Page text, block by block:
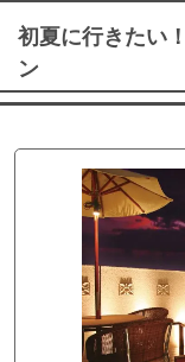
初夏に行きたい
ン